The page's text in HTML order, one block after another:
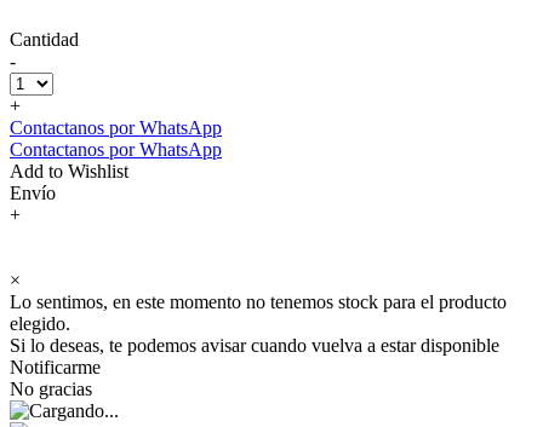
Cantidad
-
+
Contactanos por WhatsApp
Contactanos por WhatsApp
Add to Wishlist
Envío
+
×
Lo sentimos, en este momento no tenemos stock para el producto
elegido.
Si lo deseas, te podemos avisar cuando vuelva a estar disponible
Notificarme
No gracias